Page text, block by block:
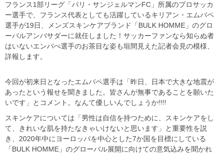
フランス1部リーグ「パリ・サンジェルマンFC」所属のプロサッカ
ー選手で、フランス代表としても活躍しているキリアン・エムバペ
選手が19日、メンズスキンケアブランド「BULK HOMME」のグロ
ーバルアンバサダーに就任しました！サッカーファンなら知らぬ者
はいないエンバぺ選手のお茶目な姿も垣間見えた記者会見の模様、
詳報します。
今回が初来日となったエムバペ選手は「昨日、日本で大きな地震が
あったという報せを聞きました。皆さんが無事であることを願いた
いです」とコメント。なんて優しいんでしょうか!!!!
スキンケアについては「男性は自信を持つために、スキンケアをし
て、きれいな肌を持たなきゃいけないと思います」と重要性を説
き、2020年中にヨーロッパを中心とした7か国を目標にしている
「BULK HOMME」のグローバル展開に向けての意気込みを聞かれ